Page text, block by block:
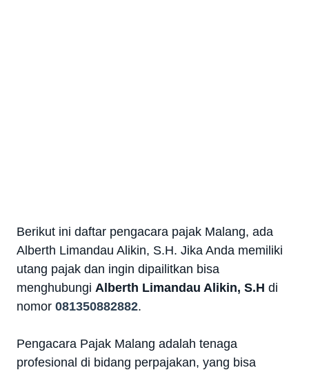
Berikut ini daftar pengacara pajak Malang, ada
Alberth Limandau Alikin, S.H. Jika Anda memiliki
utang pajak dan ingin dipailitkan bisa
menghubungi Alberth Limandau Alikin, S.H di
nomor 081350882882.
Pengacara Pajak Malang adalah tenaga
profesional di bidang perpajakan, yang bisa